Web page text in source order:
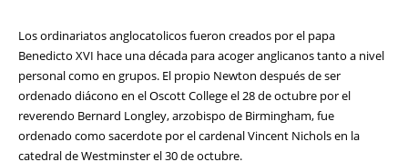
Los ordinariatos anglocatolicos fueron creados por el papa
Benedicto XVI hace una década para acoger anglicanos tanto a nivel
personal como en grupos. El propio Newton después de ser
ordenado diácono en el Oscott College el 28 de octubre por el
reverendo Bernard Longley, arzobispo de Birmingham, fue
ordenado como sacerdote por el cardenal Vincent Nichols en la
catedral de Westminster el 30 de octubre.